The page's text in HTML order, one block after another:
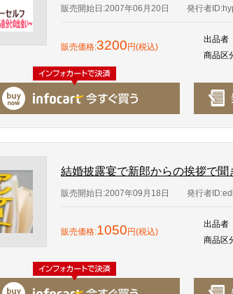
販売開始日:2007年06月20日 発行者
販売価格:3200円(税込)
出品者
商品区
結婚披露宴で新郎からの挨拶で
販売開始日:2007年09月18日 発行者
販売価格:1050円(税込)
出品者
商品区